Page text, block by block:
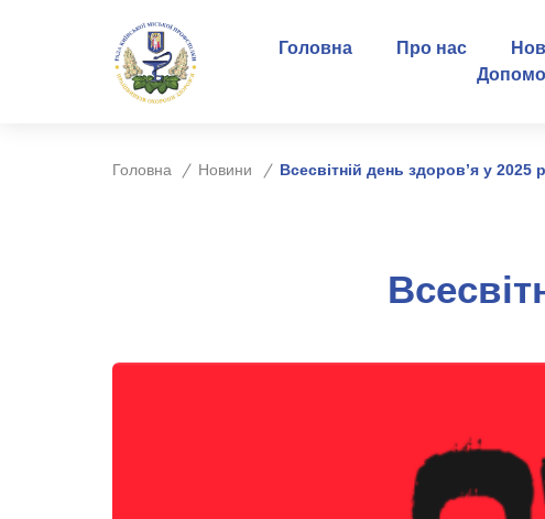
Головна Про нас
Головна Новини Всесвітній день здоров’я у 2025